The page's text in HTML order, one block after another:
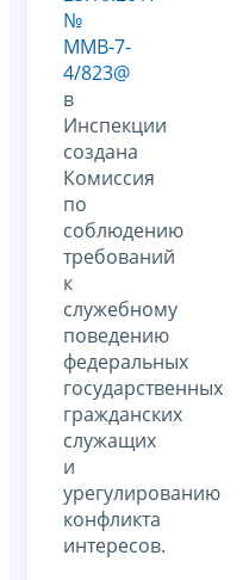
№
ММВ-7-
4/823@
в
Инспекции
создана
Комиссия
по
соблюдению
требований
к
служебному
поведению
федеральных
государственных
гражданских
служащих
и
урегулированию
конфликта
интересов.